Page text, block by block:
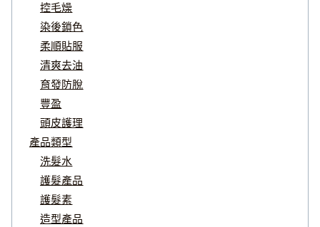
控毛燥
染後鎖色
柔順貼服
清爽去油
育發防脫
豐盈
頭皮護理
產品類型
洗髮水
護髮產品
護髮素
造型產品